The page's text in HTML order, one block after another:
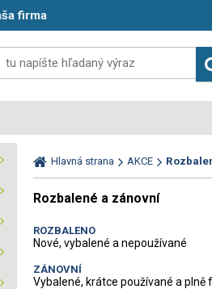
firma
Hlavná strana AKCE
Rozbalené a zánovní
ROZBALENO
Nové, vybalené a nepoužívané
ZÁNOVNÍ
Vybalené, krátce používané a plně